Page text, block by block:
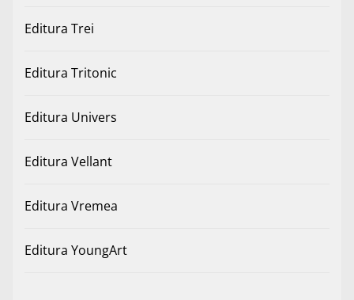
Editura Trei
Editura Tritonic
Editura Univers
Editura Vellant
Editura Vremea
Editura YoungArt